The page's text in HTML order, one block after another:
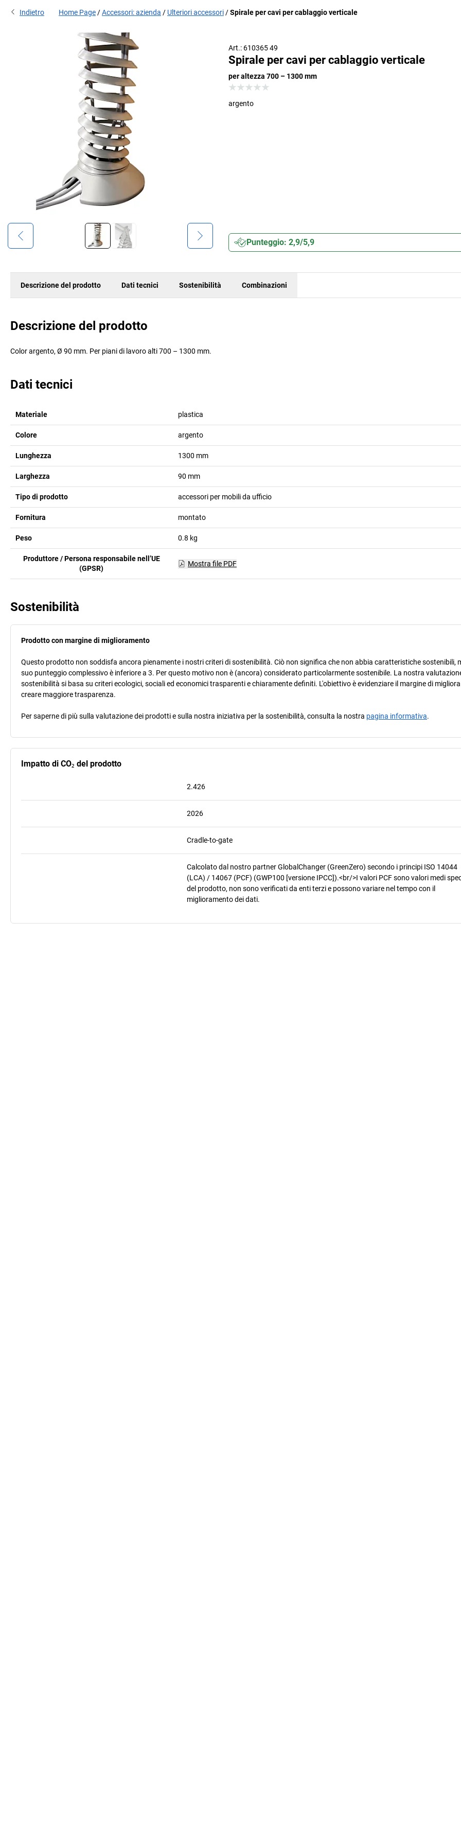
Indietro Home Page Accessori: azienda Ulteriori accessori Spirale per cavi per cablaggio verticale
Art.: 610365 49
Spirale per cavi per cablaggio verticale
per altezza 700 – 1300 mm
argento
Punteggio: 2,9/5,9
Descrizione del prodotto Dati tecnici Sostenibilità Combinazioni
Descrizione del prodotto
Color argento, Ø 90 mm. Per piani di lavoro alti 700 – 1300 mm.
Dati tecnici
Materiale plastica
Colore argento
Lunghezza 1300 mm
Larghezza 90 mm
Tipo di prodotto accessori per mobili da ufficio
Fornitura montato
Peso 0.8 kg
Produttore / Persona responsabile nell’UE
(GPSR)
Mostra file PDF
Sostenibilità
Prodotto con margine di miglioramento
Questo prodotto non soddisfa ancora pienamente i nostri criteri di sostenibilità. Ciò non significa che non abbia caratteristiche sostenibili,
suo punteggio complessivo è inferiore a 3. Per questo motivo non è (ancora) considerato particolarmente sostenibile. La nostra
sostenibilità si basa su criteri ecologici, sociali ed economici trasparenti e chiaramente definiti. L'obiettivo è evidenziare il margine di
creare maggiore trasparenza.
Per saperne di più sulla valutazione dei prodotti e sulla nostra iniziativa per la sostenibilità, consulta la nostra pagina informativa.
Impatto di CO₂ del prodotto
2.426
2026
Cradle-to-gate
Calcolato dal nostro partner GlobalChanger (GreenZero) secondo i principi ISO 14044
(LCA) / 14067 (PCF) (GWP100 [versione IPCC]).<br/>I valori PCF sono valori medi
del prodotto, non sono verificati da enti terzi e possono variare nel tempo con il
miglioramento dei dati.